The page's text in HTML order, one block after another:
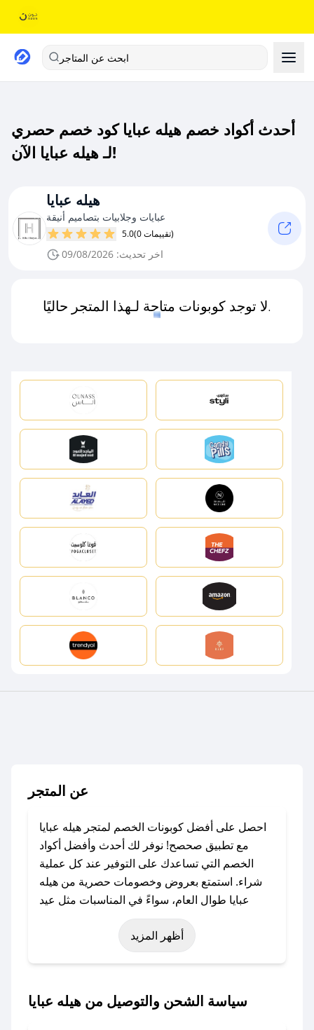
ابحث عن المتاجر
أحدث أكواد خصم هيله عبايا كود خصم حصري
لـ هيله عبايا الآن!
هيله عبايا
عبايات وجلابيات بتصاميم أنيقة
5.0 (0 تقييمات)
اخر تحديث: 09/08/2026
لا توجد كوبونات متاحة لـهذا المتجر حاليًا.
عن المتجر
احصل على أفضل كوبونات الخصم لمتجر هيله عبايا
مع تطبيق صحصح! نوفر لك أحدث وأفضل أكواد
الخصم التي تساعدك على التوفير عند كل عملية
شراء. استمتع بعروض وخصومات حصرية من هيله
عبايا طوال العام، سواءً في المناسبات مثل عيد
الفطر، عيد الأضحى، الجمعة البيضاء (شهر نوفمبر)،
رمضان، اليوم الوطني، يوم التأسيس، أو حتى عروض
باستخدام تطبيق صحصح، يمكنك العثور بسهولة على
أظهر المزيد
سياسة الشحن والتوصيل من هيله عبايا